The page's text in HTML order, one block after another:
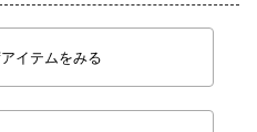
イテムをみる